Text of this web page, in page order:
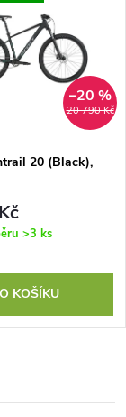
20 790 Kč
–20 %
20 (Black),
>3 ks
KOŠÍKU